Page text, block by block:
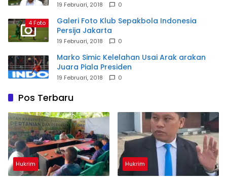
19 Februari, 2018 0
4 Foto
Galeri Foto Klub Sepakbola Indonesia
Persija Jakarta
19 Februari, 2018 0
Marko Simic Kelelahan Usai Arak arakan
Juara Piala Presiden
19 Februari, 2018 0
Pos Terbaru
Hukrim Hukrim